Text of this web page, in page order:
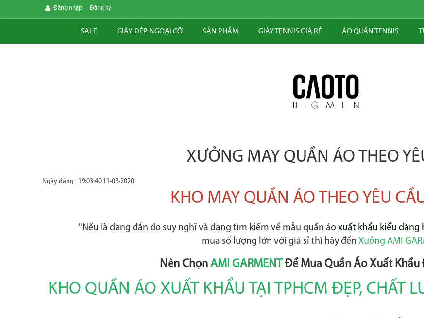
Đăng nhập Đăng ký
SALE GIÀY DÉP NGOẠI CỠ SẢN PHẨM GIÀY TENNIS GIÁ RẺ ÁO QUẦN TENNIS
XƯỞNG MAY QUẦN ÁO THEO
Ngày đăng : 19:03:40 11-03-2020
KHO MAY QUẦN ÁO THEO YÊU
"Nếu là đang đắn đo suy nghĩ và đang tìm kiếm về mẫu quần áo xuất khẩu kiểu
mua số lượng lớn với giá sỉ thì hãy đến Xưởng AMI
Nên Chọn AMI GARMENT Để Mua Quần Áo Xuất Khẩu
KHO QUẦN ÁO XUẤT KHẨU TẠI TPHCM ĐẸP, CHẤT